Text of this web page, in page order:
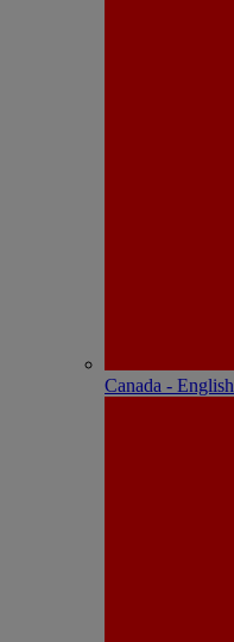
Canada - English